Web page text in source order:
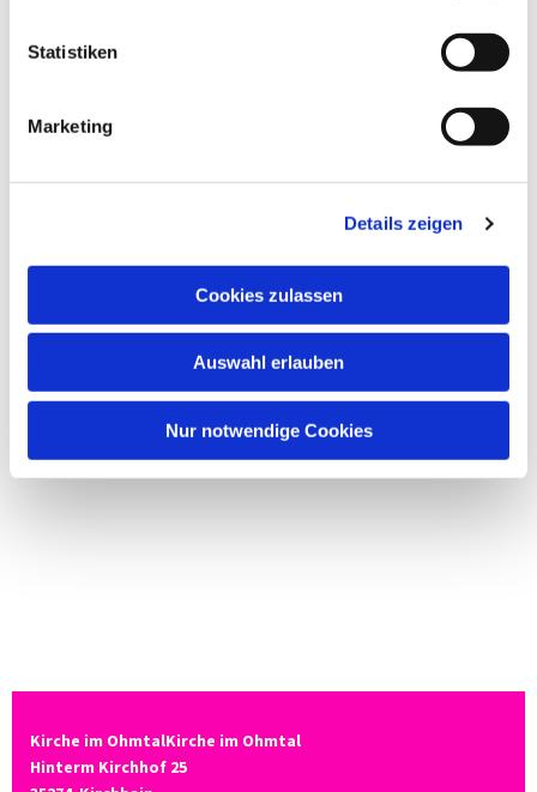
Statistiken
Marketing
Details zeigen
Cookies zulassen
Auswahl erlauben
Nur notwendige Cookies
Kirche im OhmtalKirche im Ohmtal
Hinterm Kirchhof 25